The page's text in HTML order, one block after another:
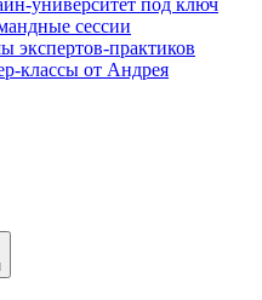
университет под ключ
сессии
экспертов-практиков
классы от Андрея